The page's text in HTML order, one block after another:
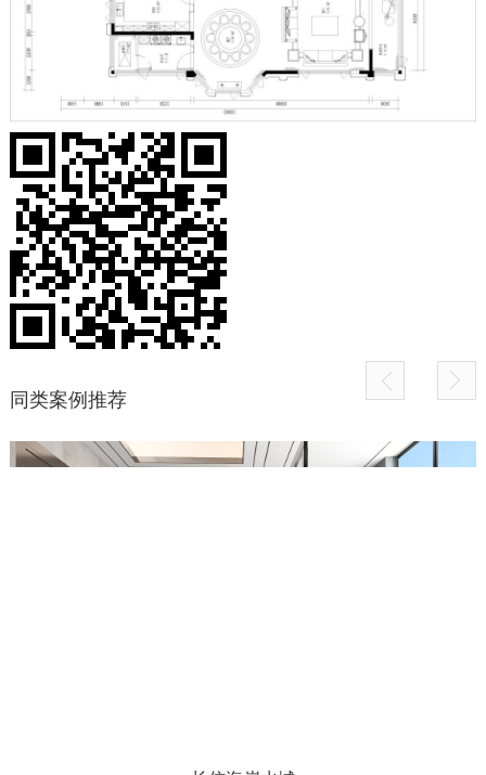
同类案例推荐